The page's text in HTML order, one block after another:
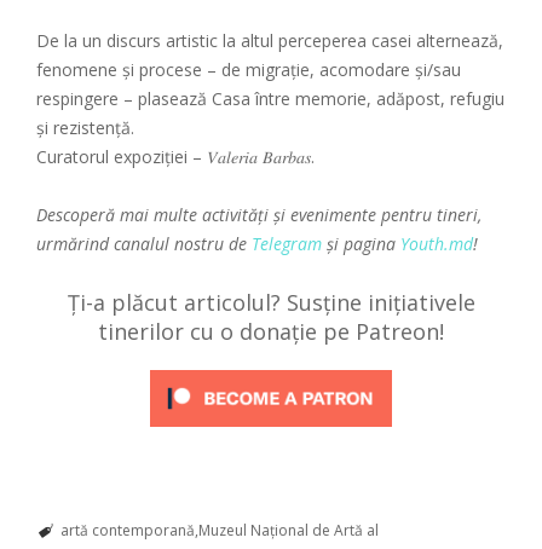
De la un discurs artistic la altul perceperea casei alternează,
fenomene și procese – de migrație, acomodare și/sau
respingere – plasează Casa între memorie, adăpost, refugiu
și rezistență.
Curatorul expoziției – 𝑉𝑎𝑙𝑒𝑟𝑖𝑎 𝐵𝑎𝑟𝑏𝑎𝑠.
Descoperă mai multe activități și evenimente pentru tineri,
urmărind canalul nostru de Telegram și pagina Youth.md!
Ți-a plăcut articolul? Susține inițiativele
tinerilor cu o donație pe Patreon!
artă contemporană Muzeul Național de Artă al